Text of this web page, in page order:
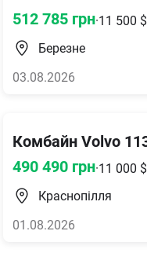
512 785 грн·11 500 $
Березне
03.08.2026
Комбайн Volvo
490 490 грн·11 000 $
Краснопілля
01.08.2026